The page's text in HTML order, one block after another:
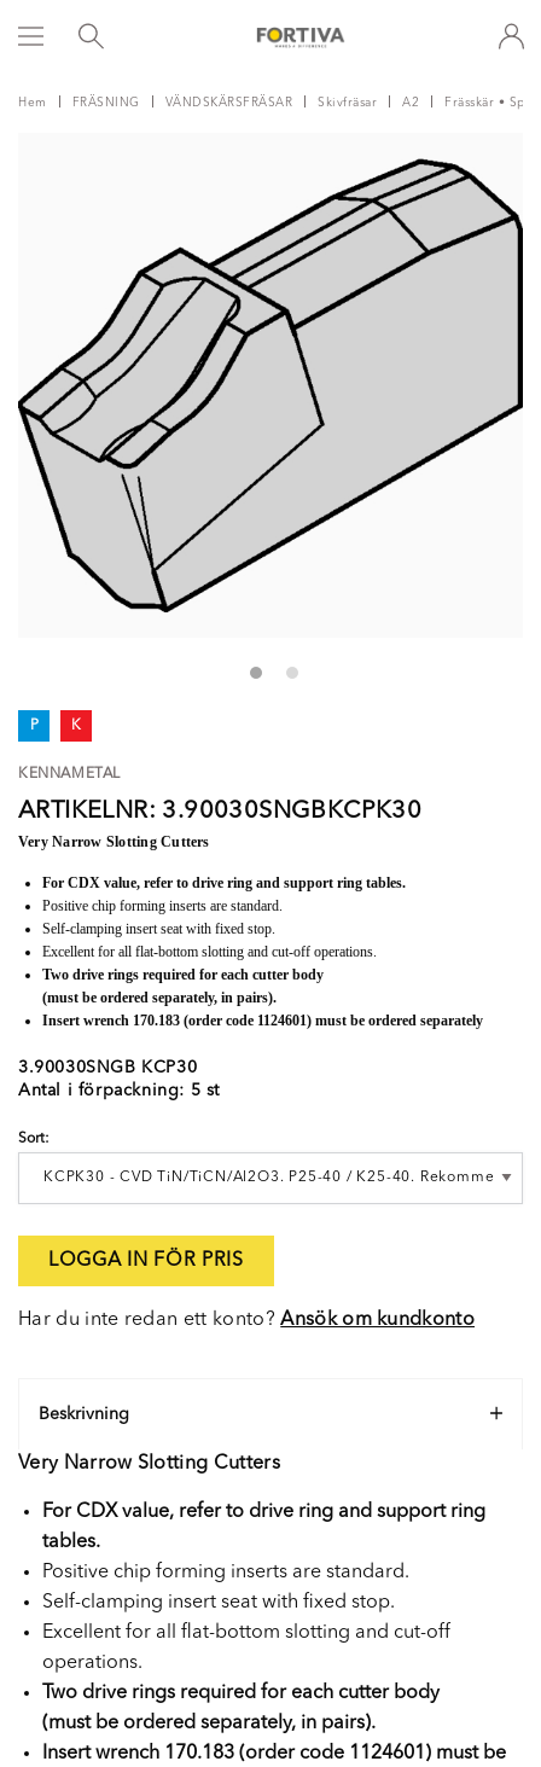
Hem FRÄSNING VÄNDSKÄRSFRÄSAR Skivfräsar A2 Frässkär • Spår
P K
KENNAMETAL
ARTIKELNR: 3.90030SNGBKCPK30
Very Narrow Slotting Cutters
For CDX value, refer to drive ring and support ring tables.
Positive chip forming inserts are standard.
Self-clamping insert seat with fixed stop.
Excellent for all flat-bottom slotting and cut-off operations.
Two drive rings required for each cutter body
(must be ordered separately, in pairs).
Insert wrench 170.183 (order code 1124601) must be ordered separately
3.90030SNGB KCP30
Antal i förpackning: 5 st
Sort:
LOGGA IN FÖR PRIS
Har du inte redan ett konto?Ansök om kundkonto
Beskrivning
Very Narrow Slotting Cutters
For CDX value, refer to drive ring and support ring
tables.
Positive chip forming inserts are standard.
Self-clamping insert seat with fixed stop.
Excellent for all flat-bottom slotting and cut-off
operations.
Two drive rings required for each cutter body
(must be ordered separately, in pairs).
Insert wrench 170.183 (order code 1124601) must be